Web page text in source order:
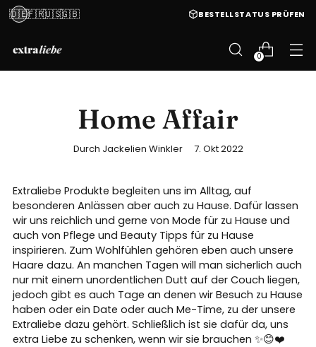
🇩🇪🇫🇷🇺🇸🇬🇧 BESTELLSTATUS PRÜFEN
0
Home Affair
Durch Jackelien Winkler 7. Okt 2022
Extraliebe Produkte begleiten uns im Alltag, auf
besonderen Anlässen aber auch zu Hause. Dafür lassen
wir uns reichlich und gerne von Mode für zu Hause und
auch von Pflege und Beauty Tipps für zu Hause
inspirieren. Zum Wohlfühlen gehören eben auch unsere
Haare dazu. An manchen Tagen will man sicherlich auch
nur mit einem unordentlichen Dutt auf der Couch liegen,
jedoch gibt es auch Tage an denen wir Besuch zu Hause
haben oder ein Date oder auch Me-Time, zu der unsere
Extraliebe dazu gehört. Schließlich ist sie dafür da, uns
extra Liebe zu schenken, wenn wir sie brauchen ✨😊❤️